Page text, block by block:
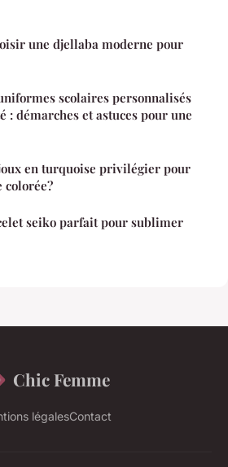
une djellaba moderne pour
scolaires personnalisés
: démarches et astuces pour une
en turquoise privilégier pour
colorée?
seiko parfait pour sublimer
Chic Femme
légalesContact